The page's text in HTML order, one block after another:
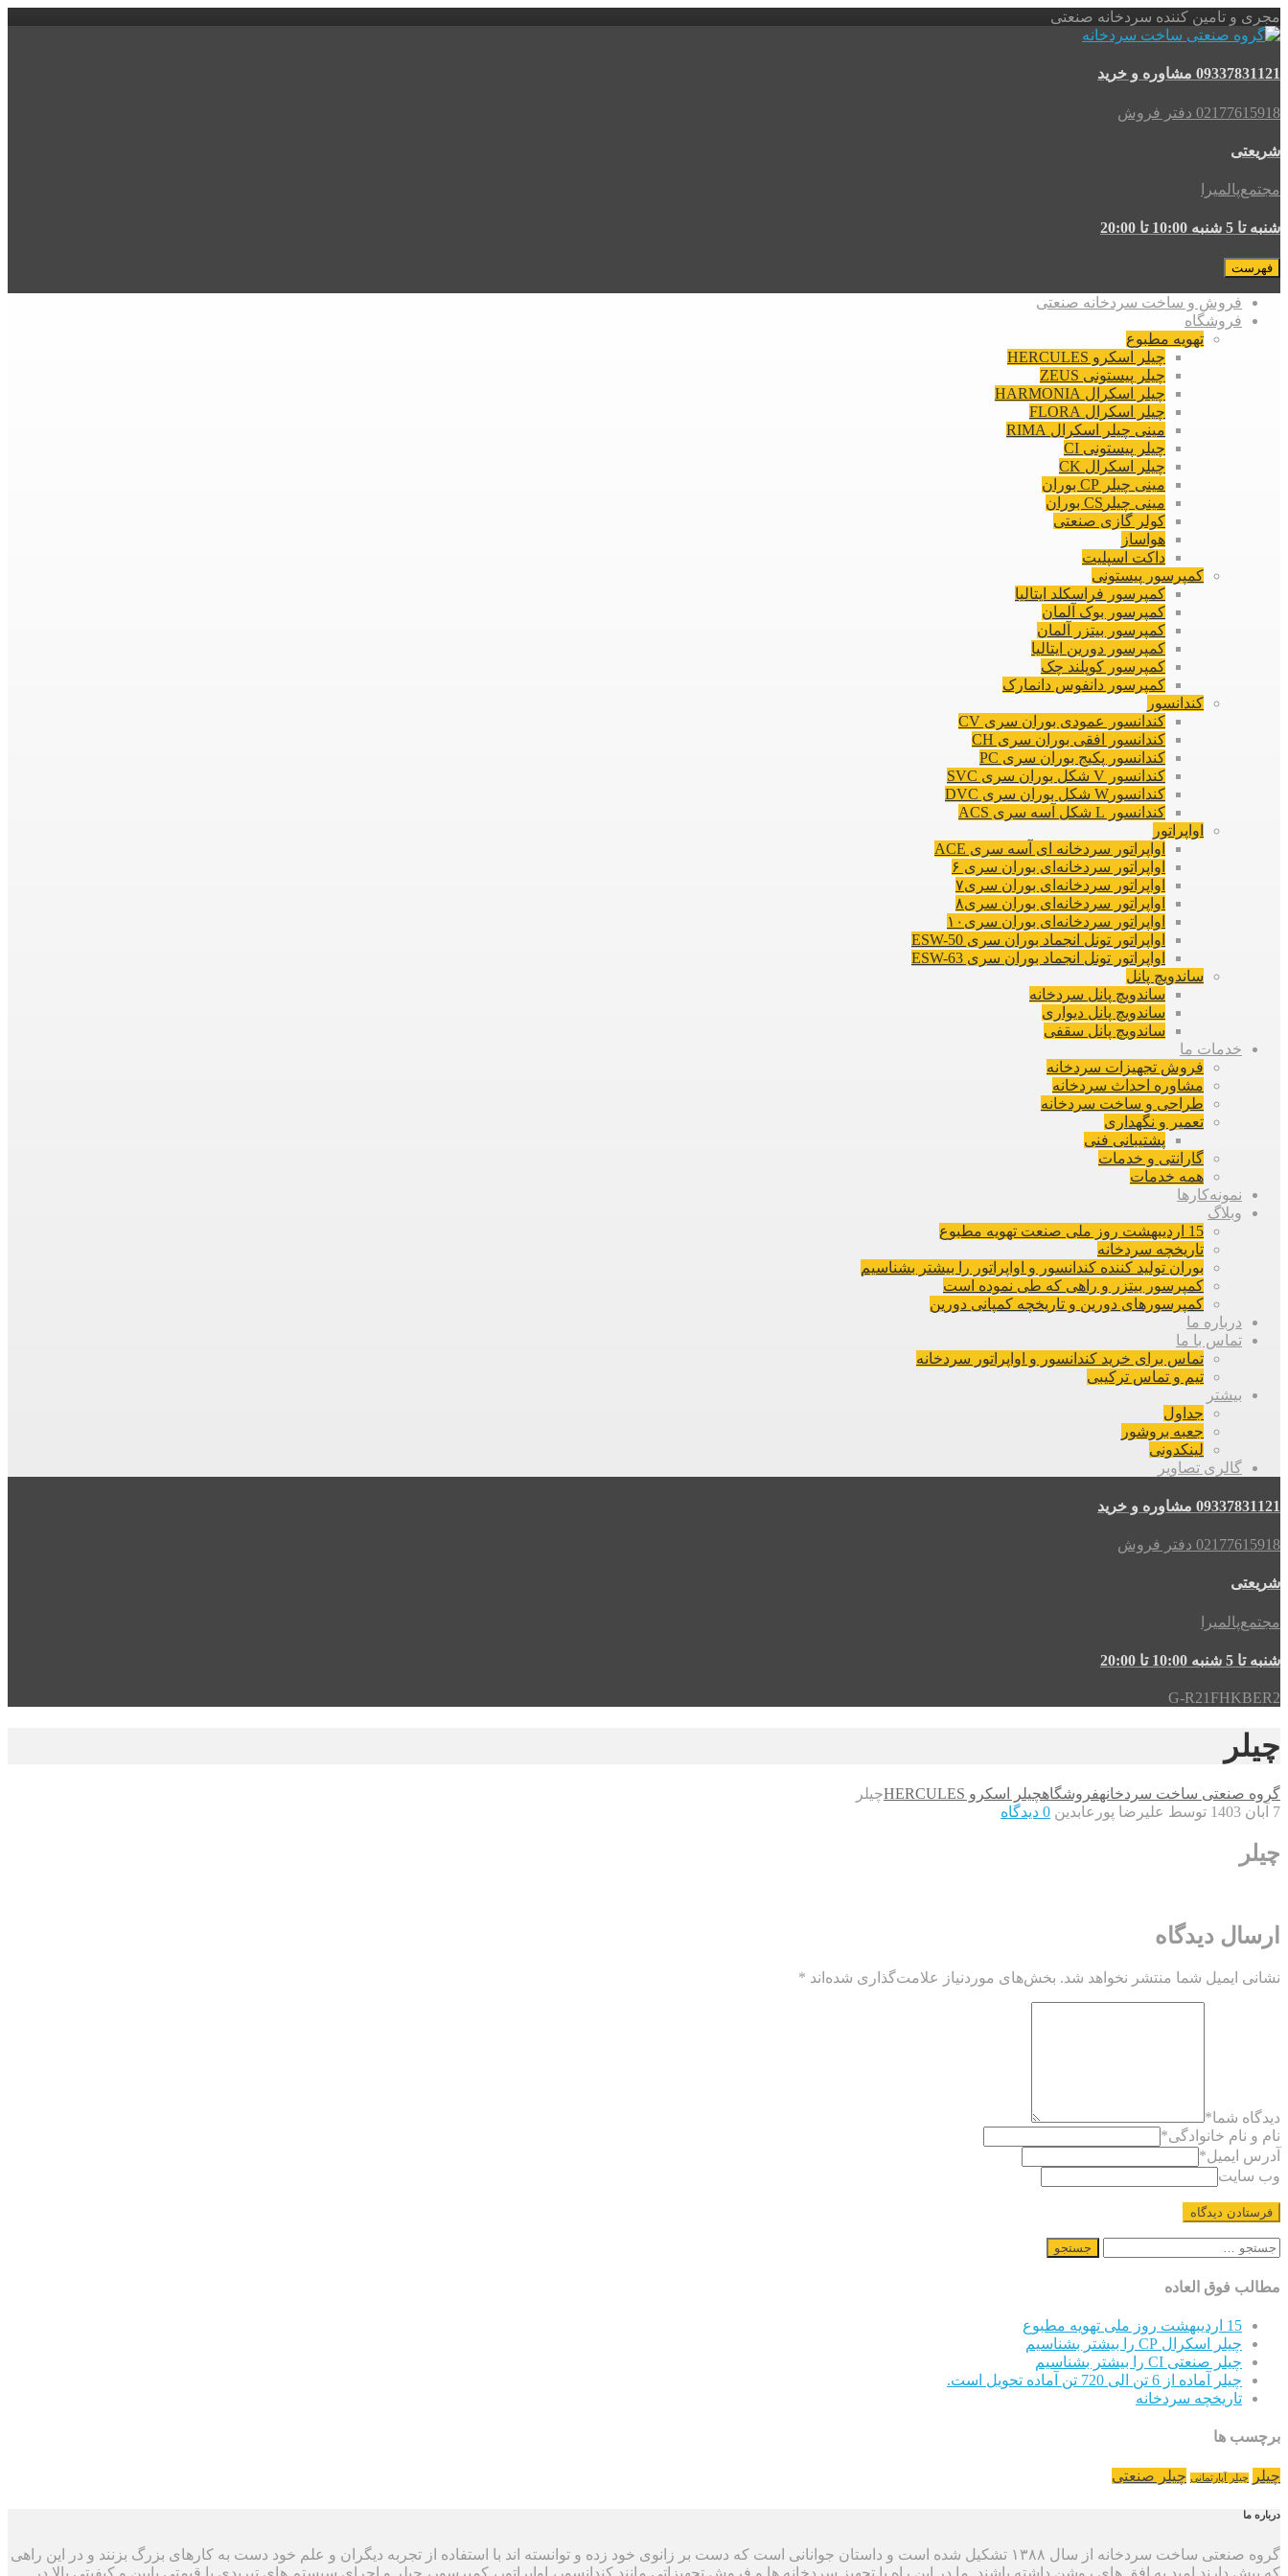
مجری و تامین کننده سردخانه صنعتی
09337831121 مشاوره و خرید
02177615918 دفتر فروش
شریعتی
مجتمع‌پالمیرا
شنبه تا 5 شنبه 10:00 تا 20:00
فهرست
فروش و ساخت سردخانه صنعتی
فروشگاه
تهویه مطبوع
چیلر اسکرو HERCULES
چیلر پیستونی ZEUS
چیلر اسکرال HARMONIA
چیلر اسکرال FLORA
مینی چیلر اسکرال RIMA
چیلر پیستونی CI
چیلر اسکرال CK
مینی چیلر CP بوران
مینی چیلرCS بوران
کولر گازی صنعتی
هواساز
داکت اسپلیت
کمپرسور پیستونی
کمپرسور فراسکلد ایتالیا
کمپرسور بوک آلمان
کمپرسور بیتزر آلمان
کمپرسور دورین ایتالیا
کمپرسور کوپلند چک
کمپرسور دانفوس دانمارک
کندانسور
کندانسور عمودی بوران سری CV
کندانسور افقی بوران سری CH
کندانسور پکیج بوران سری PC
کندانسور V شکل بوران سری SVC
کندانسورW شکل بوران سری DVC
کندانسور L شکل آسه سری ACS
اواپراتور
اواپراتور سردخانه ای آسه سری ACE
اواپراتور سردخانه‌ای بوران سری ۶
اواپراتور سردخانه‌ای بوران سری۷
اواپراتور سردخانه‌ای بوران سری۸
اواپراتور سردخانه‌ای بوران سری۱۰
اواپراتور تونل انجماد بوران سری ESW-50
اواپراتور تونل انجماد بوران سری ESW-63
ساندویچ پانل
ساندویچ پانل سردخانه
ساندویچ پانل دیواری
ساندویچ پانل سقفی
خدمات ما
فروش تجهیزات سردخانه
مشاوره احداث سردخانه
طراحی و ساخت سردخانه
تعمیر و نگهداری
پشتیبانی فنی
گارانتی و خدمات
همه خدمات
نمونه‌کارها
وبلاگ
15 اردیبهشت روز ملی صنعت تهویه مطبوع
تاریخچه سردخانه
بوران تولید کننده کندانسور و اواپراتور را بیشتر بشناسیم
کمپرسور بیتزر و راهی که طی نموده است
کمپرسورهای دورین و تاریخچه کمپانی دورین
درباره ما
تماس با ما
تماس برای خرید کندانسور و اواپراتور سردخانه
تیم و تماس ترکیبی
بیشتر
جداول
جعبه بروشور
لینکدونی
گالری تصاویر
09337831121 مشاوره و خرید
02177615918 دفتر فروش
شریعتی
مجتمع‌پالمیرا
شنبه تا 5 شنبه 10:00 تا 20:00
G-R21FHKBER2
چیلر
گروه صنعتی ساخت سردخانهفروشگاهچیلر اسکرو HERCULES
چیلر
7 آبان 1403
توسط علیرضا پورعابدین 0 دیدگاه
چیلر
ارسال دیدگاه
نشانی ایمیل شما منتشر نخواهد شد. بخش‌های موردنیاز علامت‌گذاری شده‌اند *
دیدگاه شما*
نام و نام خانوادگی*
آدرس ایمیل*
وب سایت
جستجو
مطالب فوق العاده
15 اردیبهشت روز ملی تهویه مطبوع
چیلر اسکرال CP را بیشتر بشناسیم
چیلر صنعتی CI را بیشتر بشناسیم
چیلر آماده از 6 تن الی 720 تن آماده تحویل است.
تاریخچه سردخانه
برچسب ها
چیلر چیلر آپارتمانی چیلر صنعتی
درباره ما
گروه صنعتی ساخت سردخانه از سال ۱۳۸۸ تشکیل شده است و داستان جوانانی است که دست بر زانوی خود زده و توانسته اند با استفاده از تجربه دیگران و علم خود دست به کارهای بزرگ بزنند و در این راهی
که پیش دارند امید به افق های روشن داشته باشند. ما در این راه با تجهیز سردخانه ها و فروش تجهیزاتی مانند کندانسور، اواپراتور، کمپرسور، چیلر و اجرای سیستم های تبریدی با قیمتی پایین و کیفیتی بالا در